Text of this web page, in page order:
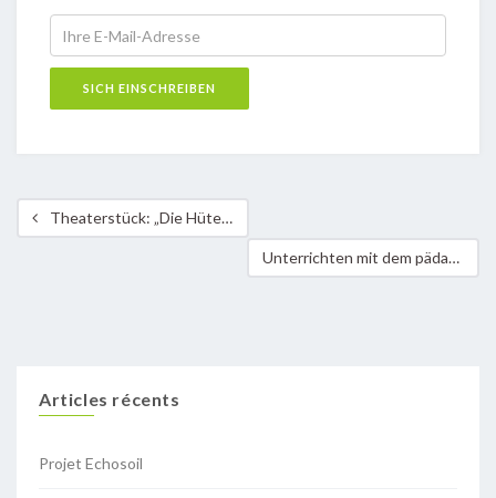
Theaterstück: „Die Hüter der Freiheit“
Unterrichten mit dem pädagogischen Koffer des Klima-Bündnis Lëtzebuerg
Articles récents
Projet Echosoil